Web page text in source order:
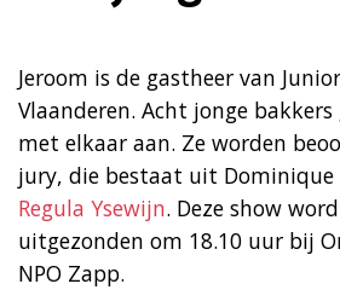
Jeroom is de gastheer van
Vlaanderen. Acht jonge
met elkaar aan. Ze worden
jury, die bestaat uit Dominique
Regula Ysewijn. Deze show
uitgezonden om 18.10 uur bij
NPO Zapp.